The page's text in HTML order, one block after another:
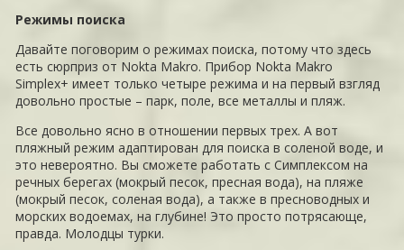
Режимы поиска
Давайте поговорим о режимах поиска, потому что здесь
есть сюрприз от Nokta Makro. Прибор Nokta Makro
Simplex+ имеет только четыре режима и на первый взгляд
довольно простые – парк, поле, все металлы и пляж.
Все довольно ясно в отношении первых трех. А вот
пляжный режим адаптирован для поиска в соленой воде, и
это невероятно. Вы сможете работать с Симплексом на
речных берегах (мокрый песок, пресная вода), на пляже
(мокрый песок, соленая вода), а также в пресноводных и
морских водоемах, на глубине! Это просто потрясающе,
правда. Молодцы турки.